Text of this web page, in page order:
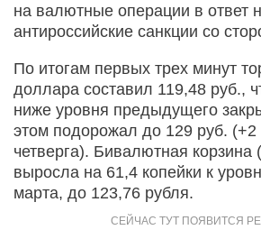
на валютные операции в ответ
антироссийские санкции со
По итогам первых трех минут
доллара составил 119,48 руб.,
ниже уровня предыдущего
этом подорожал до 129 руб. (+2
четверга). Бивалютная корзина
выросла на 61,4 копейки к
марта, до 123,76 рубля.